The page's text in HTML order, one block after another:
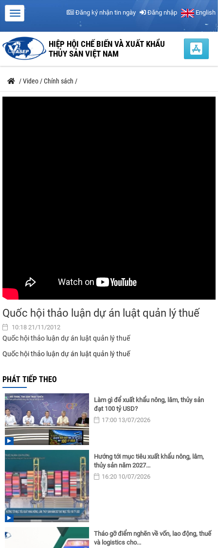
Đăng ký nhận tin ngày Đăng nhập English
HIỆP HỘI CHẾ BIẾN VÀ XUẤT KHẨU
THỦY SẢN VIỆT NAM
/Video /Chính sách /
Quốc hội thảo luận dự án luật quản lý thuế
10:18 21/11/2012
Quốc hội thảo luận dự án luật quản lý thuế
Quốc hội thảo luận dự án luật quản lý thuế
PHÁT TIẾP THEO
Làm gì để xuất khẩu nông, lâm, thủy sản
đạt 100 tỷ USD?
17:00 13/07/2026
Hướng tới mục tiêu xuất khẩu nông, lâm,
thủy sản năm 2027...
16:20 10/07/2026
Tháo gỡ điểm nghẽn về vốn, lao động, thuế
và logistics cho...